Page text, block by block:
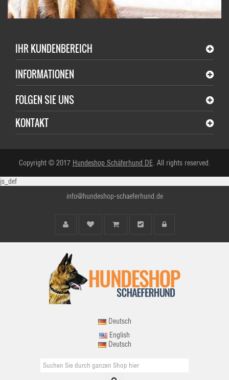
IHR KUNDENBEREICH
INFORMATIONEN
FOLGEN SIE UNS
KONTAKT
Copyright © 2017 Hundeshop Schäferhund DE. All rights reserved.
js_def
info@hundeshop-schaeferhund.de
Deutsch
English
Deutsch